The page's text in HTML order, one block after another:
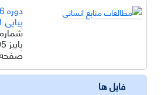
پیاپی 21
شماره 21-پاییز 96
پاییز 1395
صفحه
فایل ها